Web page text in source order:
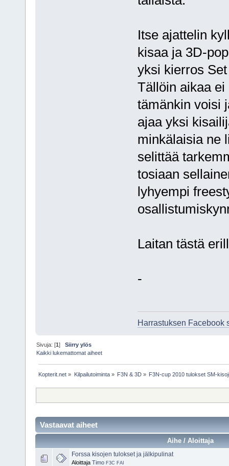
Itse ajattelin
kisaa ja 3D-
yksi kierros
Tällöin aikaa
tämänkin voisi
ajaa yksi
minkälaisia ne
selittää
tosiaan
lyhyempi
Laitan tästä
-
Harrastuksen Facebook
Sivuja: [1]Siirry ylös
Kaikki lukemattomat aiheet
Kopterit.net » Kilpailutoiminta» F3N & 3D» F3N-cup 2010 tulokset SM-
Vastaavat aiheet
Aihe / Aloittaja
Forssa kisojen tulokset ja jälkipulinat
Aloittaja Timo F3C FAI